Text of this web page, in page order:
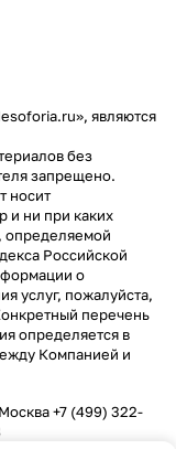
являются
без
запрещено.
носит
и ни при каких
определяемой
Российской
о
услуг, пожалуйста,
перечень
определяется в
Компанией и
+7 (499) 322-